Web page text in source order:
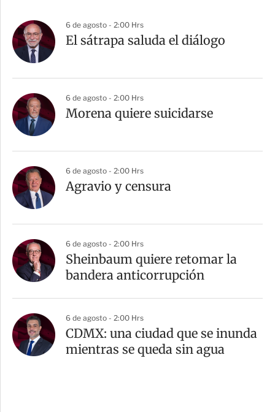
6 de agosto - 2:00 Hrs
El sátrapa saluda el diálogo
6 de agosto - 2:00 Hrs
Morena quiere suicidarse
6 de agosto - 2:00 Hrs
Agravio y censura
6 de agosto - 2:00 Hrs
Sheinbaum quiere retomar la
bandera anticorrupción
6 de agosto - 2:00 Hrs
CDMX: una ciudad que se inunda
mientras se queda sin agua